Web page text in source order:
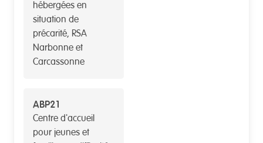
hébergées en
situation de
précarité, RSA
Narbonne et
Carcassonne
ABP21
Centre d'accueil
pour jeunes et